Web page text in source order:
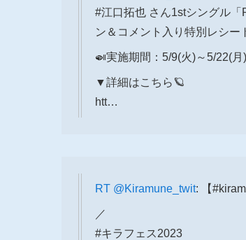
#江口拓也 さん1stシングル
ン＆コメント入り特別レシー
🍛実施期間：5/9(火)～5/22(月)
▼詳細はこちら🪐
htt…
RT @Kiramune_twit: 【
／
#キラフェス2023